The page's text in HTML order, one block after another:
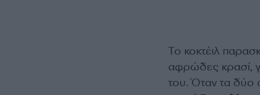
Το κοκτέιλ
αφρώδες κρασί,
του. Όταν τα δύο